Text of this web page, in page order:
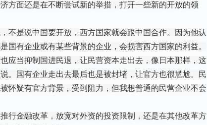
方面还是在不断尝试新的举措，打开一些新的开放的领
不是说中国要开放，西方国家就会跟中国合作。因为他认
国有企业或有某些背景的企业，会损害西方国家的利益。
应当抑制国进民退，让民营资本走出去，像日本那样，这
。国有企业走出去最后也是被封堵，让官方也很尴尬。民
怀疑有官方背景，受到阻力，但我想普通的民营企业不会
行金融改革，放宽对外资的投资限制，还是在其他改革方